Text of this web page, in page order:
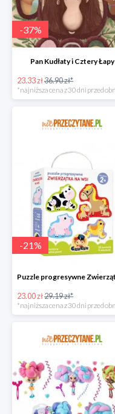
-37%
Pan Kudłaty i Cztery Łapy
23.33 zł36.90 zł*
-21%
23.00 zł29.19 zł*